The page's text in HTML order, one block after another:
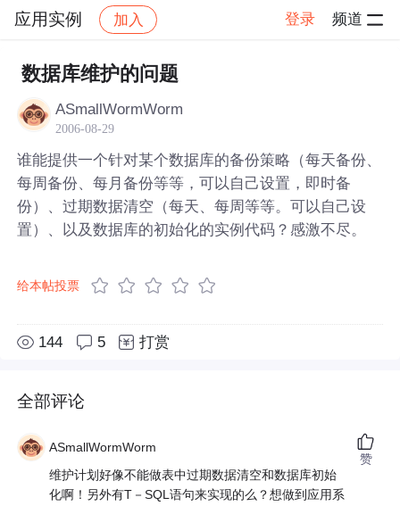
应用实例 加入 登录 频道
社区 应用实例 帖子详情
数据库维护的问题
ASmallWormWorm
2006-08-29
谁能提供一个针对某个数据库的备份策略（每天备份、
每周备份、每月备份等等，可以自己设置，即时备
份）、过期数据清空（每天、每周等等。可以自己设
置）、以及数据库的初始化的实例代码？感激不尽。
给本帖投票
144 5 打赏
全部评论
ASmallWormWorm
维护计划好像不能做表中过期数据清空和数据库初始
化啊！另外有T－SQL语句来实现的么？想做到应用系
赞